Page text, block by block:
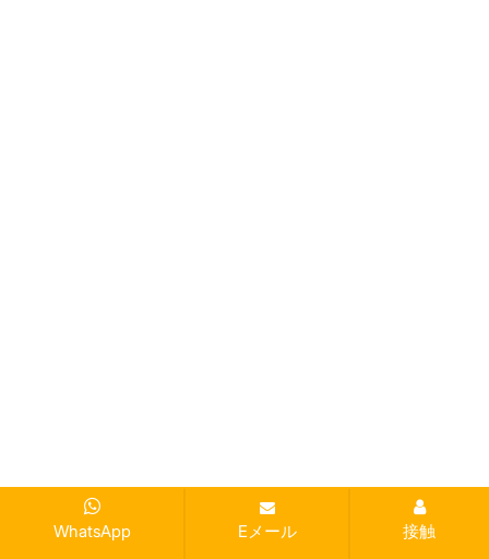
WhatsApp Eメール 接触